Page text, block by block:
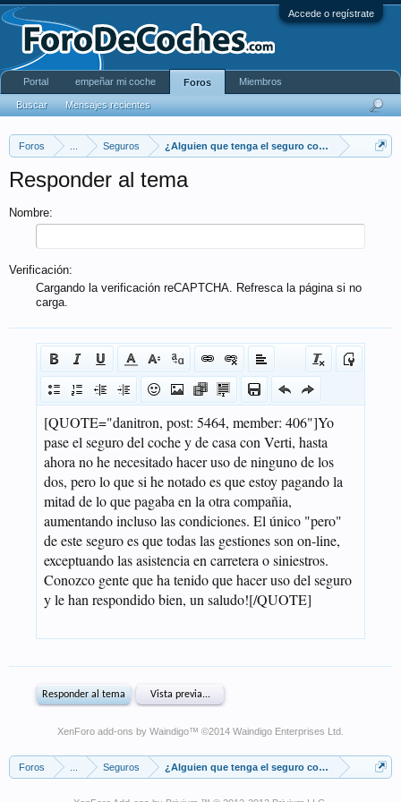
Accede o regístrate
Foros Seguros ¿Alguien que tenga el seguro con Verti y que
Responder al tema
Nombre:
Verificación:
Cargando la verificación reCAPTCHA. Refresca la página si no
carga.
XenForo add-ons by Waindigo™ ©2014 Waindigo Enterprises Ltd
Foros Seguros ¿Alguien que tenga el seguro con Verti y que
Portal empeñar mi coche Foros
Buscar Mensajes recientes
Miembros